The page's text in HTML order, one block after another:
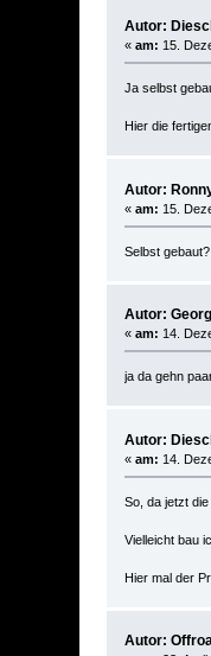
Autor:
«am: 15.
Ja selbst
Hier die
Autor:
«am: 15.
Selbst
Autor: Georg
«am: 14.
ja da gehn
Autor:
«am: 14.
So, da jetzt
Vielleicht bau
Hier mal der
Autor: